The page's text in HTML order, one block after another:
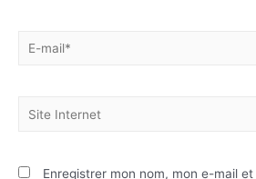
Enregistrer mon nom, mon e-mail